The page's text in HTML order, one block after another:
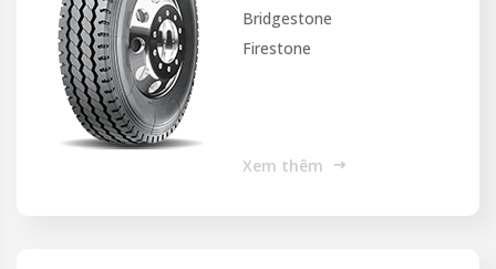
Bridgestone
Firestone
Xem thêm